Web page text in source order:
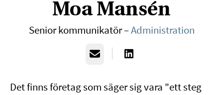
Moa Mansén
Senior kommunikatör –Administration
E-post
Det finns företag som säger sig vara "ett steg